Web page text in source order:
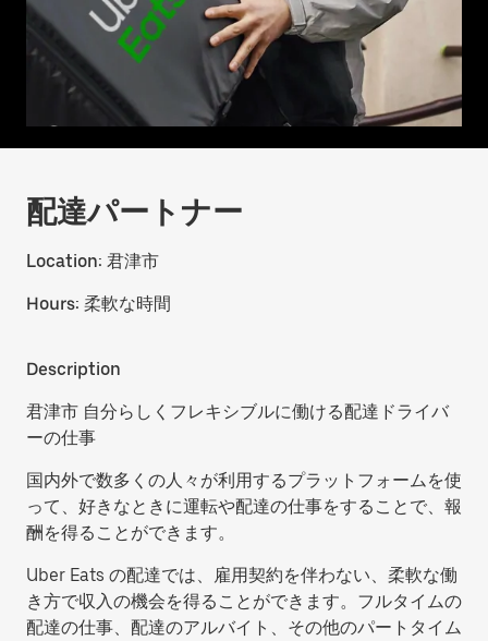
配達パートナー
Location: 君津市
Hours: 柔軟な時間
Description
君津市 自分らしくフレキシブルに働ける配達ドライバ
ーの仕事
国内外で数多くの人々が利用するプラットフォームを使
って、好きなときに運転や配達の仕事をすることで、報
酬を得ることができます。
Uber Eats の配達では、雇用契約を伴わない、柔軟な働
き方で収入の機会を得ることができます。フルタイムの
配達の仕事、配達のアルバイト、その他のパートタイム